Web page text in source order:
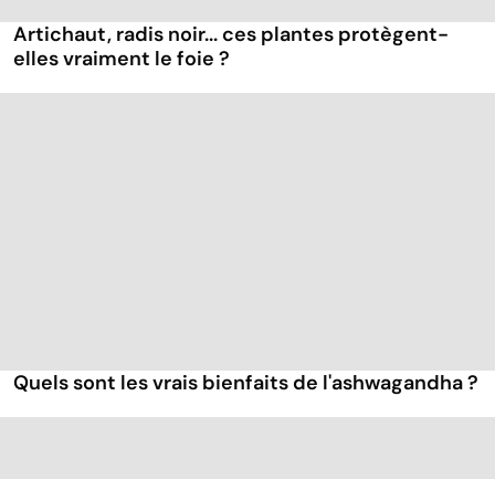
Artichaut, radis noir... ces plantes protègent-
elles vraiment le foie ?
Quels sont les vrais bienfaits de l'ashwagandha ?